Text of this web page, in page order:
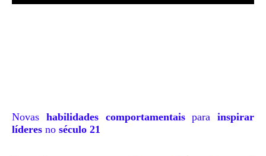
Novas habilidades comportamentaispara inspirar
líderes no século 21